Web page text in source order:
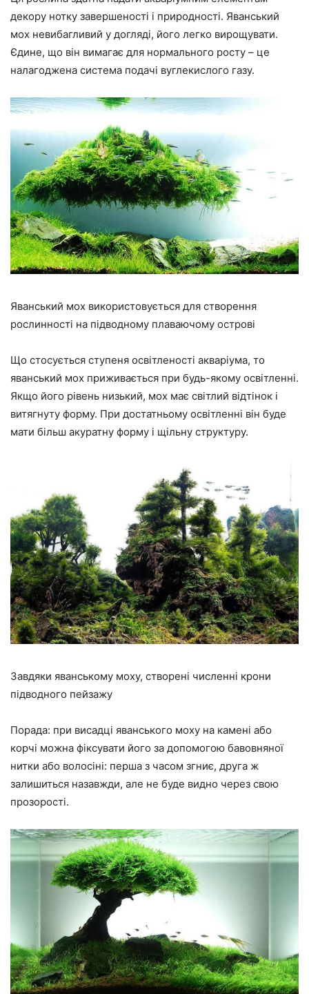
декору нотку завершеності і природності. Яванський
мох невибагливий у догляді, його легко вирощувати.
Єдине, що він вимагає для нормального росту – це
налагоджена система подачі вуглекислого газу.
Яванський мох використовується для створення
рослинності на підводному плаваючому острові
Що стосується ступеня освітленості акваріума, то
яванський мох приживається при будь-якому освітленні.
Якщо його рівень низький, мох має світлий відтінок і
витягнуту форму. При достатньому освітленні він буде
мати більш акуратну форму і щільну структуру.
Завдяки яванському моху, створені численні крони
підводного пейзажу
Порада: при висадці яванського моху на камені або
корчі можна фіксувати його за допомогою бавовняної
нитки або волосіні: перша з часом згниє, друга ж
залишиться назавжди, але не буде видно через свою
прозорості.